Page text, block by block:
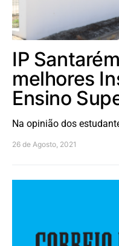
IP
melhores
Ensino
Na opinião dos
26 de Agosto, 2021